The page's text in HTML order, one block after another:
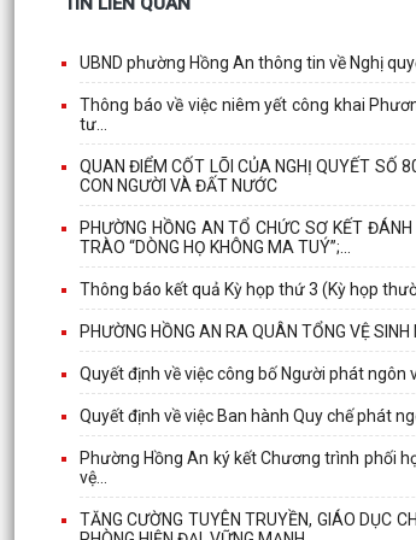
UBND phường Hồng An thông tin về Nghị
Thông báo về việc niêm yết công khai
tư...
QUAN ĐIỂM CỐT LÕI CỦA NGHỊ QUYẾT SỐ
CON NGƯỜI VÀ ĐẤT NƯỚC
PHƯỜNG HỒNG AN TỔ CHỨC SƠ KẾT
TRÀO “DÒNG HỌ KHÔNG MA TUÝ”;...
Thông báo kết quả Kỳ họp thứ 3 (Kỳ họp
PHƯỜNG HỒNG AN RA QUÂN TỔNG VỆ
Quyết định về việc công bố Người phát
Quyết định về việc Ban hành Quy chế phát
Phường Hồng An ký kết Chương trình phối
vệ...
TĂNG CƯỜNG TUYÊN TRUYỀN, GIÁO DỤC